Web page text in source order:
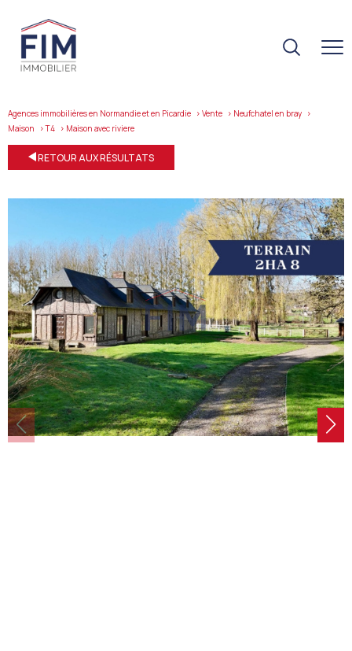
Agences immobilières en Normandie et en Picardie Vente
Neufchatel en bray
Maison
T4 maison avec riviere
RETOUR AUX RÉSULTATS